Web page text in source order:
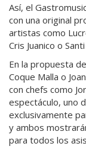
Así, el
con una original
artistas como
Cris Juanico o
En la propuesta
Coque Malla o
con chefs como
espectáculo, uno
exclusivamente
y ambos
para todos los